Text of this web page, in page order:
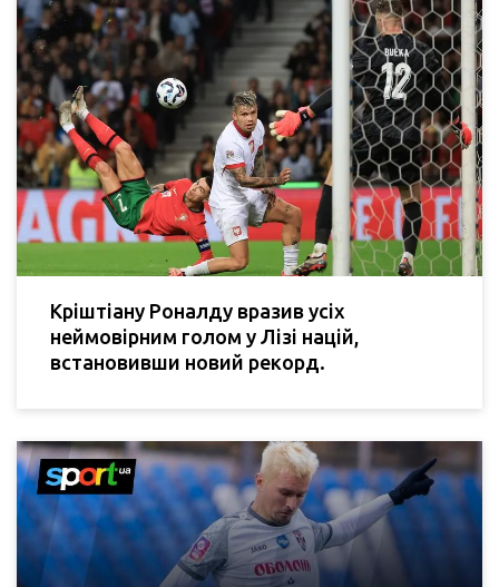
Кріштіану Роналду вразив усіх
неймовірним голом у Лізі націй,
встановивши новий рекорд.